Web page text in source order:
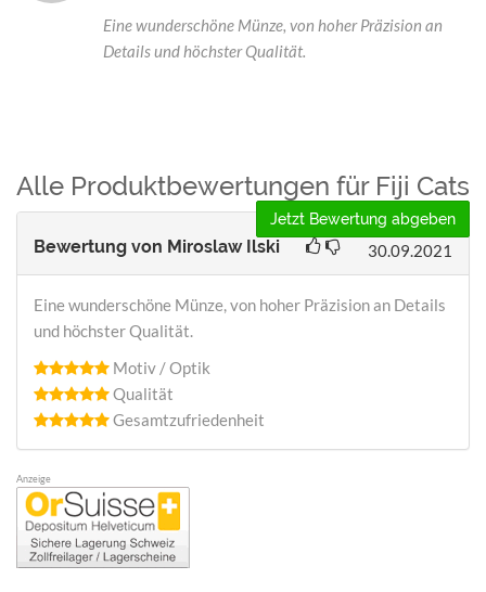
Eine wunderschöne Münze, von hoher Präzision an
Details und höchster Qualität.
Alle Produktbewertungen für Fiji Cats
Jetzt Bewertung abgeben
Bewertung von Miroslaw Ilski 30.09.2021
Eine wunderschöne Münze, von hoher Präzision an Details
und höchster Qualität.
Motiv / Optik
Qualität
Gesamtzufriedenheit
Anzeige